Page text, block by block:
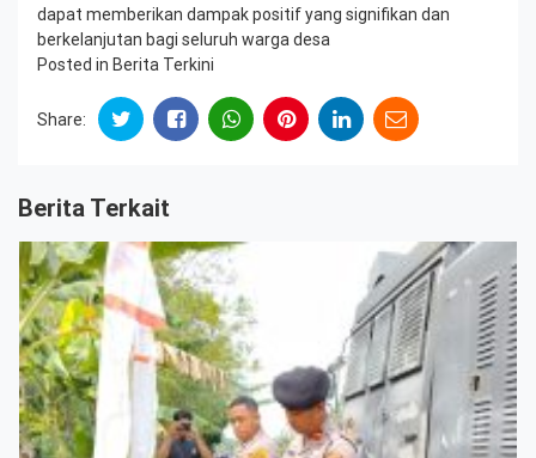
dapat memberikan dampak positif yang signifikan dan
berkelanjutan bagi seluruh warga desa
Posted in Berita Terkini
Share:
Berita Terkait